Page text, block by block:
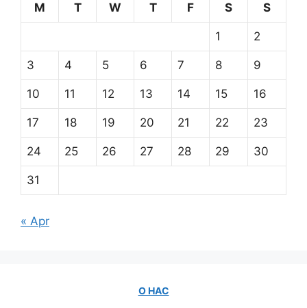
M
T W T F S S
1 2
3 4 5 6 7 8 9
10 11 12 13 14 15 16
17 18 19 20 21 22 23
24 25 26 27 28 29 30
31
« Apr
О НАС